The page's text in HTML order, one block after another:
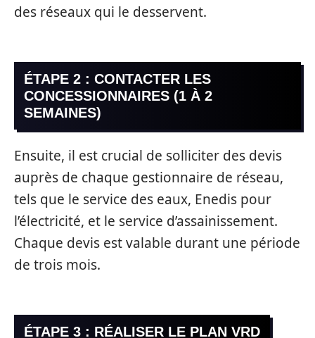
des réseaux qui le desservent.
ÉTAPE 2 : CONTACTER LES
CONCESSIONNAIRES (1 À 2
SEMAINES)
Ensuite, il est crucial de solliciter des devis
auprès de chaque gestionnaire de réseau,
tels que le service des eaux, Enedis pour
l’électricité, et le service d’assainissement.
Chaque devis est valable durant une période
de trois mois.
ÉTAPE 3 : RÉALISER LE PLAN VRD